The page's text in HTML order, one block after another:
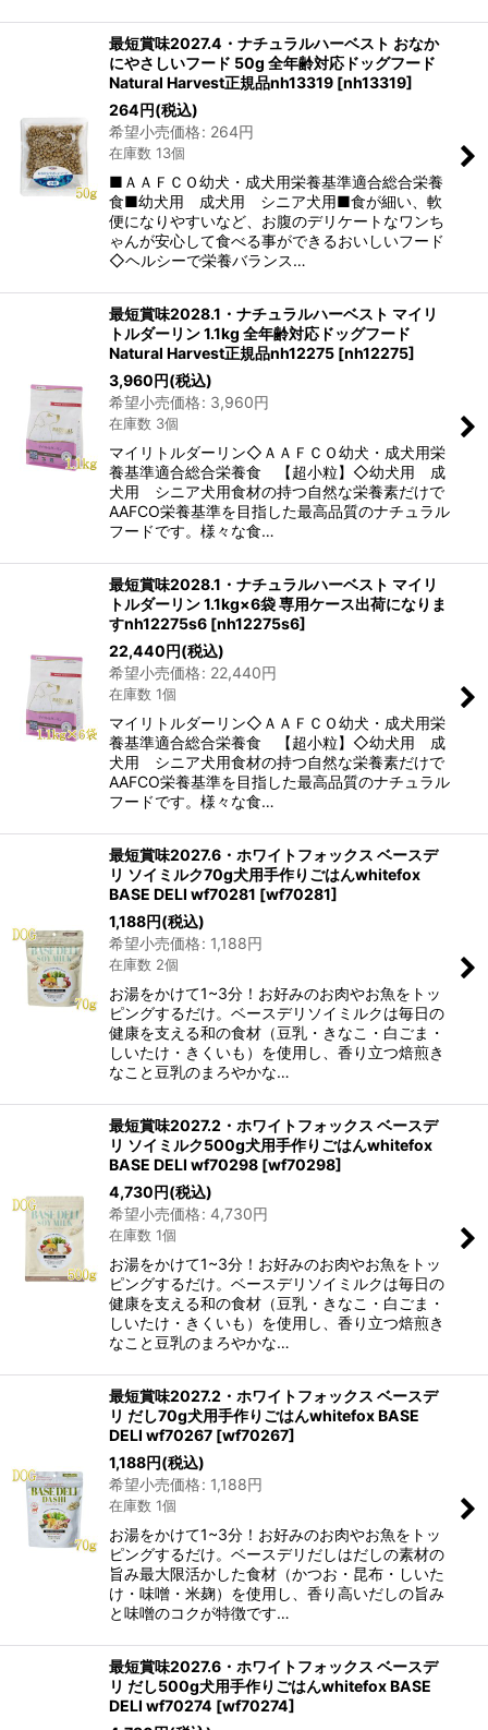
最短賞味2027.4・ナチュラルハーベスト おなか
にやさしいフード 50g 全年齢対応ドッグフード
Natural Harvest正規品nh13319 [nh13319]
264円(税込)
希望小売価格: 264円
在庫数 13個
■ＡＡＦＣＯ幼犬・成犬用栄養基準適合総合栄養
食■幼犬用 成犬用 シニア犬用■食が細い、軟
便になりやすいなど、お腹のデリケートなワンち
ゃんが安心して食べる事ができるおいしいフード
◇ヘルシーで栄養バランス…
最短賞味2028.1・ナチュラルハーベスト マイリ
トルダーリン 1.1kg 全年齢対応ドッグフード
Natural Harvest正規品nh12275 [nh12275]
3,960円(税込)
希望小売価格: 3,960円
在庫数 3個
マイリトルダーリン◇ＡＡＦＣＯ幼犬・成犬用栄
養基準適合総合栄養食 【超小粒】◇幼犬用 成
犬用 シニア犬用食材の持つ自然な栄養素だけで
AAFCO栄養基準を目指した最高品質のナチュラル
フードです。様々な食…
最短賞味2028.1・ナチュラルハーベスト マイリ
トルダーリン 1.1kg×6袋 専用ケース出荷になりま
すnh12275s6 [nh12275s6]
22,440円(税込)
希望小売価格: 22,440円
在庫数 1個
マイリトルダーリン◇ＡＡＦＣＯ幼犬・成犬用栄
養基準適合総合栄養食 【超小粒】◇幼犬用 成
犬用 シニア犬用食材の持つ自然な栄養素だけで
AAFCO栄養基準を目指した最高品質のナチュラル
フードです。様々な食…
最短賞味2027.6・ホワイトフォックス ベースデ
リ ソイミルク70g犬用手作りごはんwhitefox
BASE DELI wf70281 [wf70281]
1,188円(税込)
希望小売価格: 1,188円
在庫数 2個
お湯をかけて1~3分！お好みのお肉やお魚をトッ
ピングするだけ。ベースデリソイミルクは毎日の
健康を支える和の食材（豆乳・きなこ・白ごま・
しいたけ・きくいも）を使用し、香り立つ焙煎き
なこと豆乳のまろやかな…
最短賞味2027.2・ホワイトフォックス ベースデ
リ ソイミルク500g犬用手作りごはんwhitefox
BASE DELI wf70298 [wf70298]
4,730円(税込)
希望小売価格: 4,730円
在庫数 1個
お湯をかけて1~3分！お好みのお肉やお魚をトッ
ピングするだけ。ベースデリソイミルクは毎日の
健康を支える和の食材（豆乳・きなこ・白ごま・
しいたけ・きくいも）を使用し、香り立つ焙煎き
なこと豆乳のまろやかな…
最短賞味2027.2・ホワイトフォックス ベースデ
リ だし70g犬用手作りごはんwhitefox BASE
DELI wf70267 [wf70267]
1,188円(税込)
希望小売価格: 1,188円
在庫数 1個
お湯をかけて1~3分！お好みのお肉やお魚をトッ
ピングするだけ。ベースデリだしはだしの素材の
旨み最大限活かした食材（かつお・昆布・しいた
け・味噌・米麹）を使用し、香り高いだしの旨み
と味噌のコクが特徴です…
最短賞味2027.6・ホワイトフォックス ベースデ
リ だし500g犬用手作りごはんwhitefox BASE
DELI wf70274 [wf70274]